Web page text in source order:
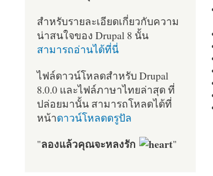
สำหรับรายละเอียดเกี่ยวกับความ
น่าสนใจของ Drupal 8 นั้น
สามารถอ่านได้ที่นี่
ไฟล์ดาวน์โหลดสำหรับ Drupal
8.0.0 และไฟล์ภาษาไทยล่าสุด ที่
ปล่อยมานั้น สามารถโหลดได้ที่
หน้าดาวน์โหลดดรูปัล
"ลองแล้วคุณจะหลงรัก "